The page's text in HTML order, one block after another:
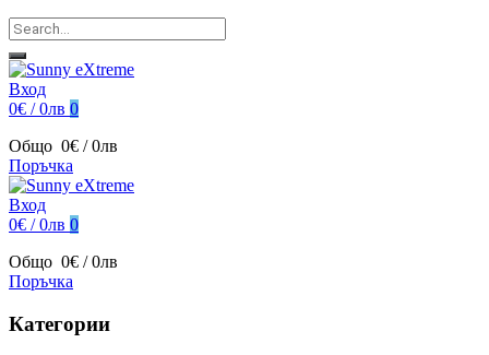
Вход
0€ / 0лв 0
Общо 0€ / 0лв
Поръчка
Вход
0€ / 0лв 0
Общо 0€ / 0лв
Поръчка
Категории